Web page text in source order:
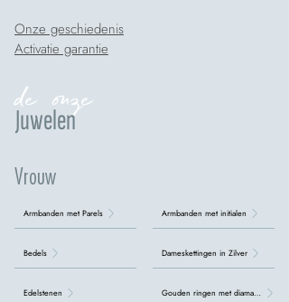
Onze geschiedenis
Activatie garantie
de onze
Juwelen
Vrouw
Armbanden met Parels
Bedels
Edelstenen
Armbanden met initialen
Dameskettingen in Zilver
Gouden ringen met diamanten